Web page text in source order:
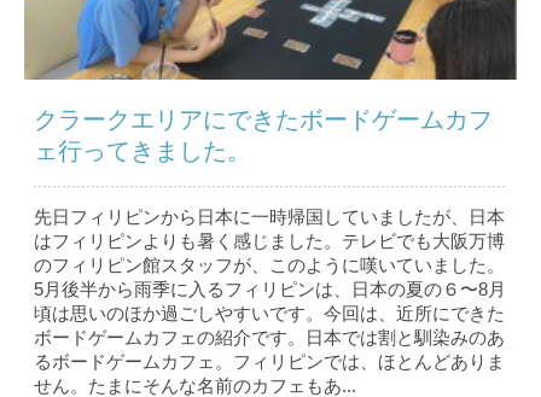
クラークエリアにできたボードゲームカフ
ェ行ってきました。
先日フィリピンから日本に一時帰国していましたが、日本
はフィリピンよりも暑く感じました。テレビでも大阪万博
のフィリピン館スタッフが、このように嘆いていました。
5月後半から雨季に入るフィリピンは、日本の夏の６〜8月
頃は思いのほか過ごしやすいです。今回は、近所にできた
ボードゲームカフェの紹介です。日本では割と馴染みのあ
るボードゲームカフェ。フィリピンでは、ほとんどありま
せん。たまにそんな名前のカフェもあ...